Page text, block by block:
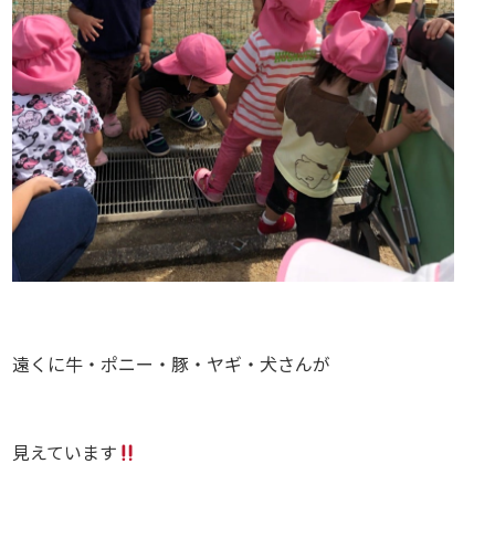
遠くに牛・ポニー・豚・ヤギ・犬さんが
見えています